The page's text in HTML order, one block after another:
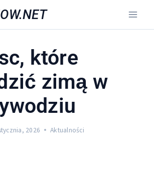
które
zimą w
2026 Aktualności